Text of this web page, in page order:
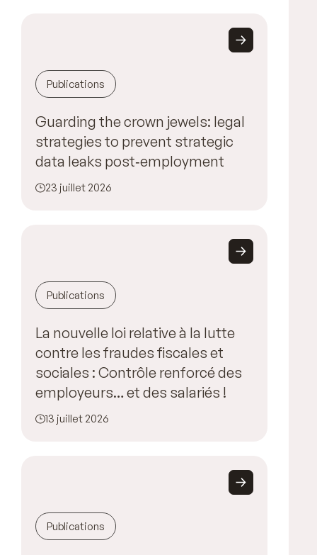
Publications
Guarding the crown jewels: legal
strategies to prevent strategic
data leaks post‑employment
23 juillet 2026
Publications
La nouvelle loi relative à la lutte
contre les fraudes fiscales et
sociales : Contrôle renforcé des
employeurs… et des salariés !
13 juillet 2026
Publications